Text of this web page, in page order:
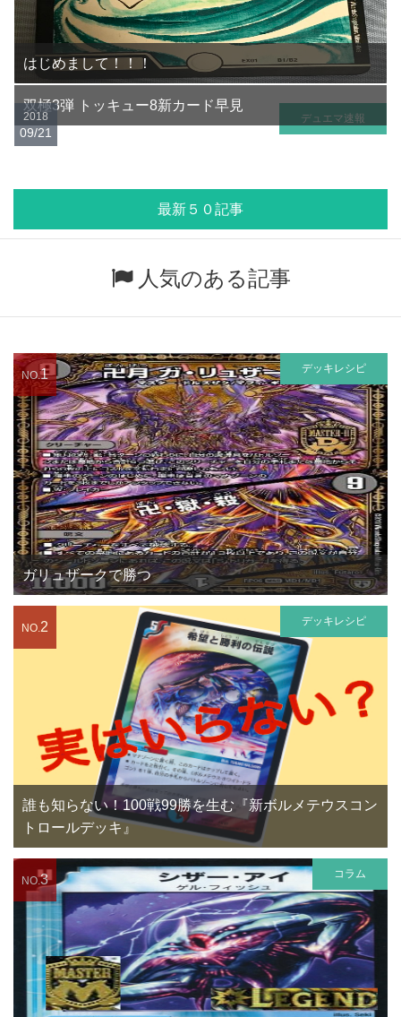
はじめまして！！！
デュエマ速報
双極3弾 トッキュー8新カード早見
2018
09/21
最新５０記事
人気のある記事
デッキレシピ
ガリュザークで勝つ
NO.1
デッキレシピ
誰も知らない！100戦99勝を生む『新ボルメテウスコン
トロールデッキ』
NO. 2
コラム
NO.3